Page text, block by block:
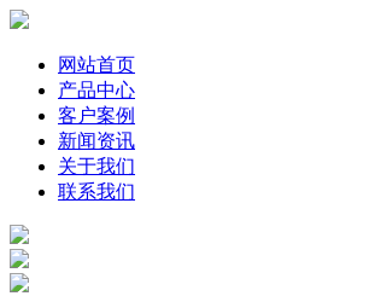
网站首页
产品中心
客户案例
新闻资讯
关于我们
联系我们